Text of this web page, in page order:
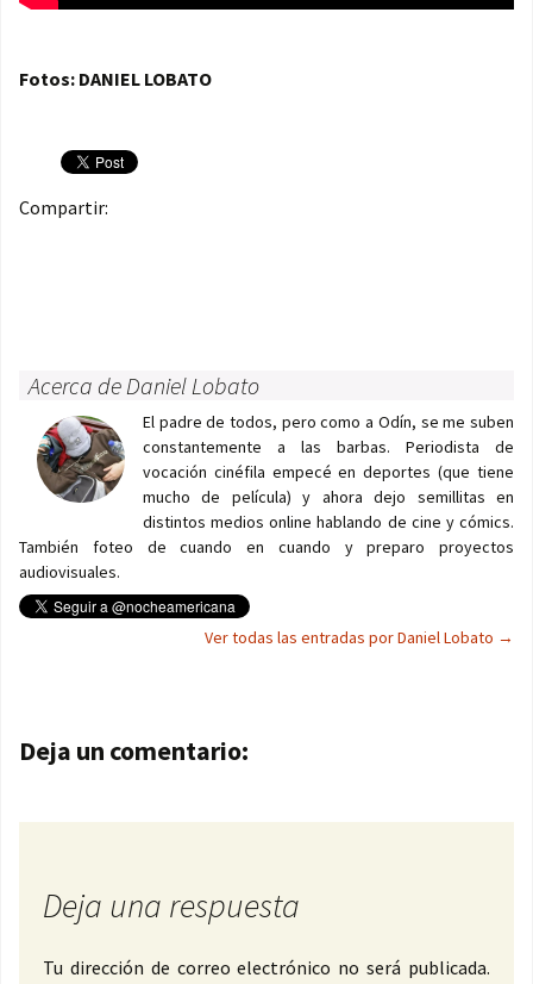
Fotos: DANIEL LOBATO
Compartir:
Acerca de Daniel Lobato
El padre de todos, pero como a Odín, se me suben
constantemente a las barbas. Periodista de
vocación cinéfila empecé en deportes (que tiene
mucho de película) y ahora dejo semillitas en
distintos medios online hablando de cine y cómics.
También foteo de cuando en cuando y preparo proyectos
audiovisuales.
Ver todas las entradas por Daniel Lobato →
Navegación de entradas
Deja un comentario:
Deja una respuesta
Tu dirección de correo electrónico no será publicada.